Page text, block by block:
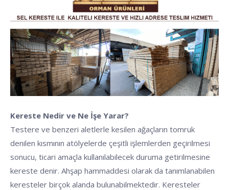
Kereste Nedir ve Ne İşe Yarar?
Testere ve benzeri aletlerle kesilen ağaçların tomruk
denilen kısmının atölyelerde çeşitli işlemlerden geçirilmesi
sonucu, ticari amaçla kullanılabilecek duruma getirilmesine
kereste denir. Ahşap hammaddesi olarak da tanımlanabilen
keresteler birçok alanda bulunabilmektedir. Keresteler